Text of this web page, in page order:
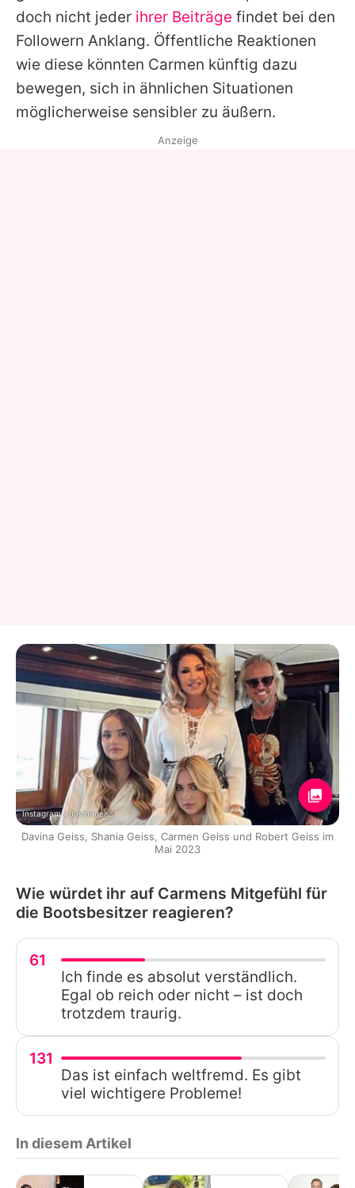
doch nicht jeder ihrer Beiträge findet bei den
Followern Anklang. Öffentliche Reaktionen
wie diese könnten Carmen künftig dazu
bewegen, sich in ähnlichen Situationen
möglicherweise sensibler zu äußern.
Anzeige
Instagram / davinageiss
Davina Geiss, Shania Geiss, Carmen Geiss und Robert Geiss im
Mai 2023
Wie würdet ihr auf Carmens Mitgefühl für
die Bootsbesitzer reagieren?
61
Ich finde es absolut verständlich.
Egal ob reich oder nicht – ist doch
trotzdem traurig.
131
Das ist einfach weltfremd. Es gibt
viel wichtigere Probleme!
In diesem Artikel